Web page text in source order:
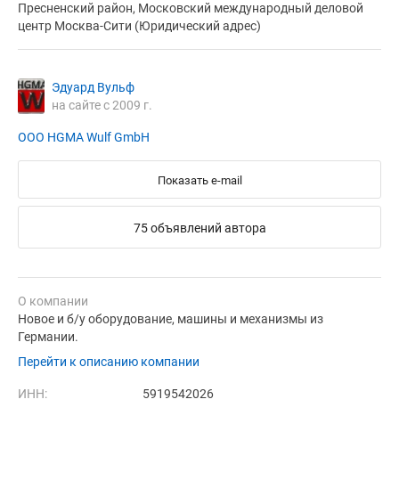
Пресненский район, Московский международный деловой
центр Москва-Сити (Юридический адрес)
Эдуард Вульф
на сайте с 2009 г.
ООО HGMA Wulf GmbH
Показать e-mail
75 объявлений автора
О компании
Новое и б/у оборудование, машины и механизмы из
Германии.
Перейти к описанию компании
ИНН: 5919542026